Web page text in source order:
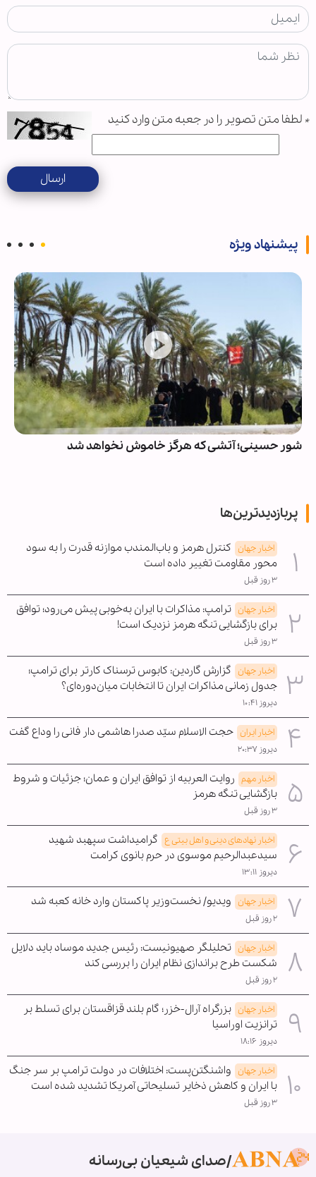
* لطفا متن تصویر را در جعبه متن وارد کنید
ارسال
پیشنهاد ویژه
جزئیات شصت‌وچهارمین جایزه البرز دانش‌آموزی اعلام شد
پربازدیدترین‌ها
اخبار جهان کنترل هرمز و باب‌المندب موازنه قدرت را به سود
محور مقاومت تغییر داده است
۳ روز قبل
اخبار جهان ترامپ: مذاکرات با ایران به‌خوبی پیش می‌رود؛ توافق
برای بازگشایی تنگه هرمز نزدیک است!
۳ روز قبل
اخبار جهان گزارش گاردین: کابوس ترسناک کارتر برای ترامپ؛
جدول زمانی مذاکرات ایران تا انتخابات میان‌دوره‌ای؟
دیروز ۱۰:۴۱
اخبار ایران حجت الاسلام سیّد صدرا هاشمی دار فانی را وداع گفت
دیروز ۲۰:۳۷
اخبار مهم روایت العربیه از توافق ایران و عمان؛ جزئیات و شروط
بازگشایی تنگه هرمز
۳ روز قبل
اخبار نهادهای دینی و اهل بیتی ع گرامیداشت سپهبد شهید
سیدعبدالرحیم موسوی در حرم بانوی کرامت
دیروز ۱۳:۱۱
اخبار جهان ویدیو/ نخست‌وزیر پاکستان وارد خانه کعبه شد
۲ روز قبل
اخبار جهان تحلیلگر صهیونیست: رئیس جدید موساد باید دلایل
شکست طرح براندازی نظام ایران را بررسی کند
۲ روز قبل
اخبار جهان بزرگراه آرال-خزر؛ گام بلند قزاقستان برای تسلط بر
ترانزیت اوراسیا
دیروز ۱۸:۱۶
اخبار جهان واشنگتن‌پست: اختلافات در دولت ترامپ بر سر جنگ
با ایران و کاهش ذخایر تسلیحاتی آمریکا تشدید شده است
۳ روز قبل
صدای شیعیان بی‌رسانه